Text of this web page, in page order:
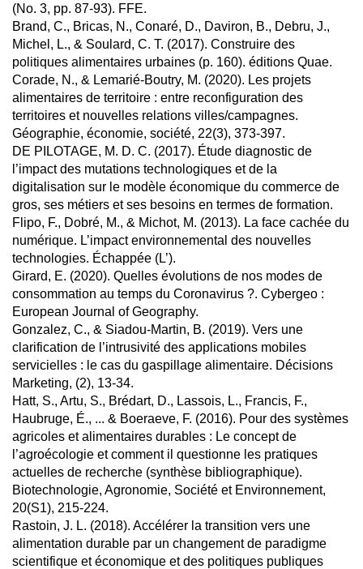
(No. 3, pp. 87-93). FFE.
Brand, C., Bricas, N., Conaré, D., Daviron, B., Debru, J.,
Michel, L., & Soulard, C. T. (2017). Construire des
politiques alimentaires urbaines (p. 160). éditions Quae.
Corade, N., & Lemarié-Boutry, M. (2020). Les projets
alimentaires de territoire : entre reconfiguration des
territoires et nouvelles relations villes/campagnes.
Géographie, économie, société, 22(3), 373-397.
DE PILOTAGE, M. D. C. (2017). Étude diagnostic de
l’impact des mutations technologiques et de la
digitalisation sur le modèle économique du commerce de
gros, ses métiers et ses besoins en termes de formation.
Flipo, F., Dobré, M., & Michot, M. (2013). La face cachée du
numérique. L’impact environnemental des nouvelles
technologies. Échappée (L’).
Girard, E. (2020). Quelles évolutions de nos modes de
consommation au temps du Coronavirus ?. Cybergeo :
European Journal of Geography.
Gonzalez, C., & Siadou-Martin, B. (2019). Vers une
clarification de l’intrusivité des applications mobiles
servicielles : le cas du gaspillage alimentaire. Décisions
Marketing, (2), 13-34.
Hatt, S., Artu, S., Brédart, D., Lassois, L., Francis, F.,
Haubruge, É., ... & Boeraeve, F. (2016). Pour des systèmes
agricoles et alimentaires durables : Le concept de
l’agroécologie et comment il questionne les pratiques
actuelles de recherche (synthèse bibliographique).
Biotechnologie, Agronomie, Société et Environnement,
20(S1), 215-224.
Rastoin, J. L. (2018). Accélérer la transition vers une
alimentation durable par un changement de paradigme
scientifique et économique et des politiques publiques